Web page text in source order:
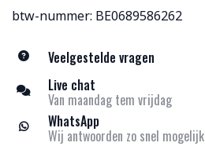
btw-nummer: BE0689586262
Veelgestelde vragen
Live chat
Van maandag tem vrijdag
WhatsApp
Wij antwoorden zo snel mogelijk